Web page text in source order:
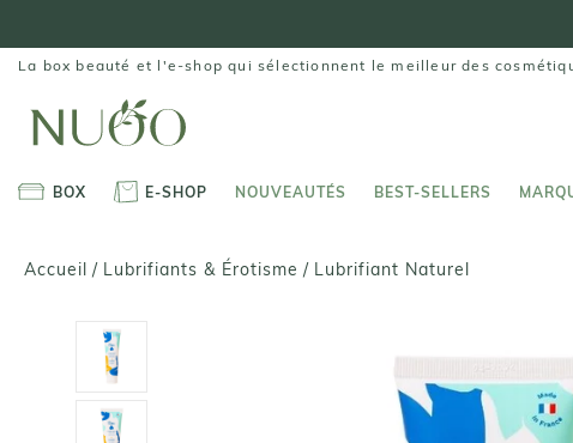
contenu
La box beauté et l'e-shop qui sélectionnent le meilleur des
BOX
E-SHOP
NOUVEAUTÉS
BEST-SELLERS
Accueil / Lubrifiants & Érotisme / Lubrifiant Naturel